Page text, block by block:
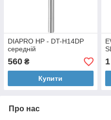
DIAPRO HP - DT-H14DP
середній
560 ₴
Купити
Про нас